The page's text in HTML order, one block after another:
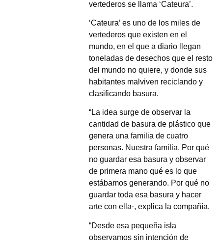
vertederos se llama ‘Cateura’.
‘Cateura’ es uno de los miles de
vertederos que existen en el
mundo, en el que a diario llegan
toneladas de desechos que el resto
del mundo no quiere, y donde sus
habitantes malviven reciclando y
clasificando basura.
“La idea surge de observar la
cantidad de basura de plástico que
genera una familia de cuatro
personas. Nuestra familia. Por qué
no guardar esa basura y observar
de primera mano qué es lo que
estábamos generando. Por qué no
guardar toda esa basura y hacer
arte con ella·, explica la compañía.
“Desde esa pequeña isla
observamos sin intención de